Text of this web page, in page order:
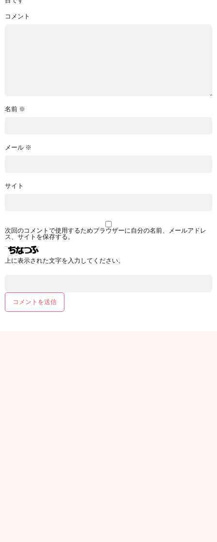
コメント
名前 ※
メール ※
サイト
次回のコメントで使用するためブラウザーに自分の名前、メールアドレ
ス、サイトを保存する。
上に表示された文字を入力してください。